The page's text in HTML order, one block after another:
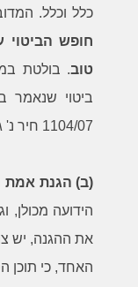
כלל וכלל.
חופש
טוב. בולטת
1104/07 חיר נ' גיל, פ"ד סג(2) 511 (2009).
(ב) הגנת אמת
הידועה מכולן,
את ההגנה, יש
האחד, כי תוכן